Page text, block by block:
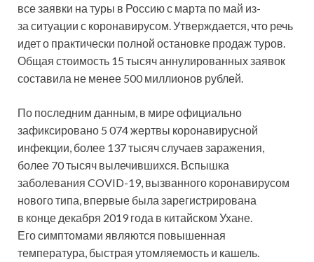
все заявки на туры в Россию с марта по май из-
за ситуации с коронавирусом. Утверждается, что речь
идет о практически полной остановке продаж туров.
Общая стоимость 15 тысяч аннулированных заявок
составила не менее 500 миллионов рублей.
По последним данным, в мире официально
зафиксировано 5 074 жертвы коронавирусной
инфекции, более 137 тысяч случаев заражения,
более 70 тысяч вылечившихся. Вспышка
заболевания COVID-19, вызванного коронавирусом
нового типа, впервые была зарегистрирована
в конце декабря 2019 года в китайском Ухане.
Его симптомами являются повышенная
температура, быстрая утомляемость и кашель.